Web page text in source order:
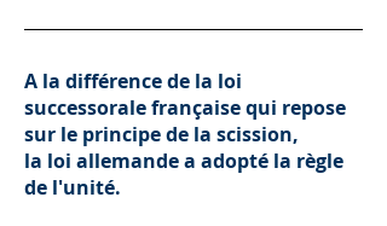
A la différence de la loi
successorale française qui repose
sur le principe de la scission,
la loi allemande a adopté la règle
de l'unité.